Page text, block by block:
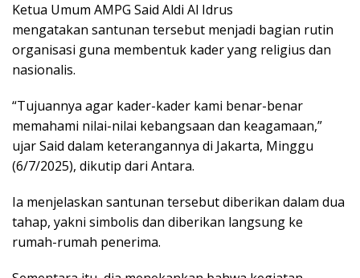
Ketua Umum AMPG Said Aldi Al Idrus
mengatakan santunan tersebut menjadi bagian rutin
organisasi guna membentuk kader yang religius dan
nasionalis.
“Tujuannya agar kader-kader kami benar-benar
memahami nilai-nilai kebangsaan dan keagamaan,”
ujar Said dalam keterangannya di Jakarta, Minggu
(6/7/2025), dikutip dari Antara.
Ia menjelaskan santunan tersebut diberikan dalam dua
tahap, yakni simbolis dan diberikan langsung ke
rumah-rumah penerima.